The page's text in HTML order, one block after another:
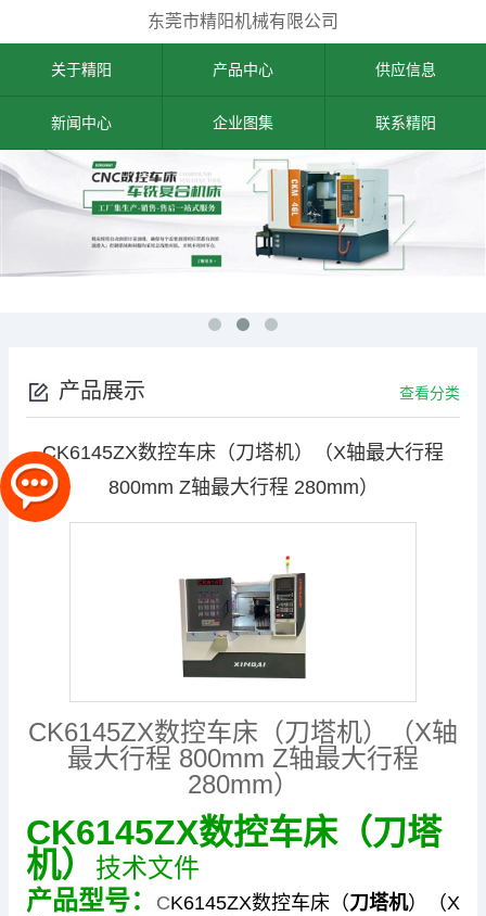
东莞市精阳机械有限公司
关于精阳 产品中心 供应信息
新闻中心 企业图集 联系精阳
产品展示 查看分类
CK6145ZX数控车床（刀塔机）（X轴最大行程
800mm Z轴最大行程 280mm）
CK6145ZX数控车床（刀塔机）（X轴
最大行程 800mm Z轴最大行程
280mm）
CK6145ZX数控车床（刀塔
机）
技术文件
产品型号：
CK6145ZX数控车床（刀塔机）（X